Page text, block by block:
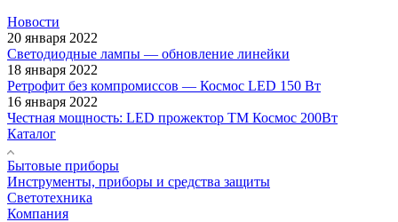
Новости
20 января 2022
Светодиодные лампы — обновление линейки
18 января 2022
Ретрофит без компромиссов — Космос LED 150 Вт
16 января 2022
Честная мощность: LED прожектор ТМ Космос 200Вт
Каталог
Бытовые приборы
Инструменты, приборы и средства защиты
Светотехника
Компания